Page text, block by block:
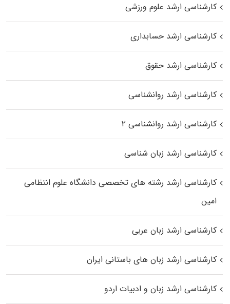
کارشناسی ارشد علوم ورزشی
کارشناسی ارشد حسابداری
کارشناسی ارشد حقوق
کارشناسی ارشد روانشناسی
کارشناسی ارشد روانشناسی ۲
کارشناسی ارشد زبان شناسی
کارشناسی ارشد رﺷﺘﻪ ﻫﺎی تخصصی داﻧﺸﮕﺎه ﻋﻠﻮم انتظامی
اﻣﻴﻦ
کارشناسی ارشد زبان عربی
کارشناسی ارشد زبان‌ های باستانی ایران
کارشناسی ارشد زبان و ادبیات اردو